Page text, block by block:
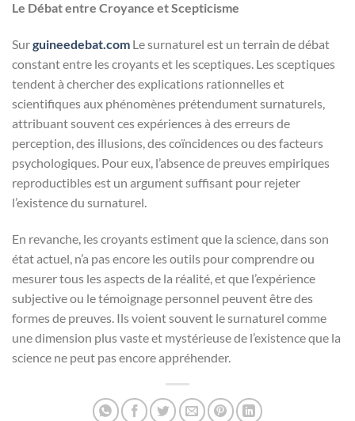
Le Débat entre Croyance et Scepticisme
Surguineedebat.com Le surnaturel est un terrain de débat
constant entre les croyants et les sceptiques. Les sceptiques
tendent à chercher des explications rationnelles et
scientifiques aux phénomènes prétendument surnaturels,
attribuant souvent ces expériences à des erreurs de
perception, des illusions, des coïncidences ou des facteurs
psychologiques. Pour eux, l’absence de preuves empiriques
reproductibles est un argument suffisant pour rejeter
l’existence du surnaturel.
En revanche, les croyants estiment que la science, dans son
état actuel, n’a pas encore les outils pour comprendre ou
mesurer tous les aspects de la réalité, et que l’expérience
subjective ou le témoignage personnel peuvent être des
formes de preuves. Ils voient souvent le surnaturel comme
une dimension plus vaste et mystérieuse de l’existence que la
science ne peut pas encore appréhender.